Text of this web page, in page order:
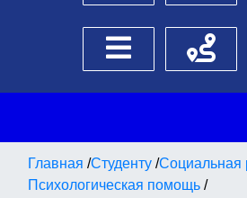
Боковое менюСхема
Главная /Студенту /Социальная
Психологическая помощь /